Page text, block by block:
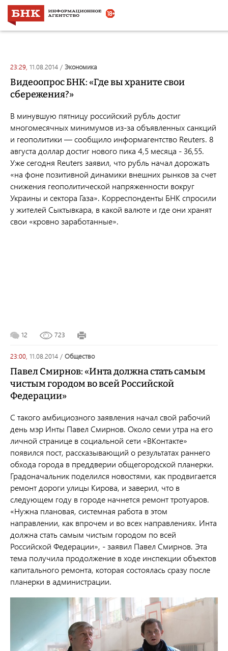
23:29, 11.08.2014 / экономика
Видеоопрос БНК: «Где вы храните свои
сбережения?»
В минувшую пятницу российский рубль достиг
многомесячных минимумов из-за объявленных санкций
и геополитики — сообщило информагентство Reuters. 8
августа доллар достиг нового пика 4,5 месяца - 36,55.
Уже сегодня Reuters заявил, что рубль начал дорожать
«на фоне позитивной динамики внешних рынков за счет
снижения геополитической напряженности вокруг
Украины и сектора Газа». Корреспонденты БНК спросили
у жителей Сыктывкара, в какой валюте и где они хранят
свои «кровно заработанные».
12 723
23:00, 11.08.2014 / общество
Павел Смирнов: «Инта должна стать самым
чистым городом во всей Российской
Федерации»
С такого амбициозного заявления начал свой рабочий
день мэр Инты Павел Смирнов. Около семи утра на его
личной странице в социальной сети «ВКонтакте»
появился пост, рассказывающий о результатах раннего
обхода города в преддверии общегородской планерки.
Градоначальник поделился новостями, как продвигается
ремонт дороги улицы Кирова, и заверил, что в
следующем году в городе начнется ремонт тротуаров.
«Нужна плановая, системная работа в этом
направлении, как впрочем и во всех направлениях. Инта
должна стать самым чистым городом по всей
Российской Федерации», - заявил Павел Смирнов. Эта
тема получила продолжение в ходе инспекции объектов
капитального ремонта, которая состоялась сразу после
планерки в администрации.